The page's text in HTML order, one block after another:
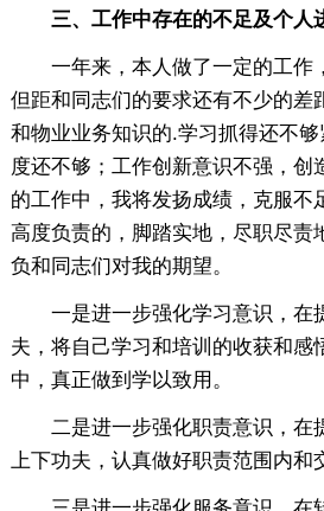
三、工作中存在的不足及个人
一年来，本人做了一定的工作
但距和同志们的要求还有不少的差
和物业业务知识的.学习抓得还不
度还不够；工作创新意识不强，创
的工作中，我将发扬成绩，克服不
高度负责的，脚踏实地，尽职尽责
负和同志们对我的期望。
一是进一步强化学习意识，在
夫，将自己学习和培训的收获和感
中，真正做到学以致用。
二是进一步强化职责意识，在
上下功夫，认真做好职责范围内和